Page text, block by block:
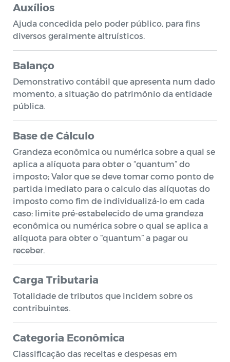
Auxílios
Ajuda concedida pelo poder público, para fins
diversos geralmente altruísticos.
Balanço
Demonstrativo contábil que apresenta num dado
momento, a situação do patrimônio da entidade
pública.
Base de Cálculo
Grandeza econômica ou numérica sobre a qual se
aplica a alíquota para obter o “quantum” do
imposto; Valor que se deve tomar como ponto de
partida imediato para o calculo das alíquotas do
imposto como fim de individualizá-lo em cada
caso: limite pré-estabelecido de uma grandeza
econômica ou numérica sobre o qual se aplica a
alíquota para obter o “quantum” a pagar ou
receber.
Carga Tributaria
Totalidade de tributos que incidem sobre os
contribuintes.
Categoria Econômica
Classificação das receitas e despesas em